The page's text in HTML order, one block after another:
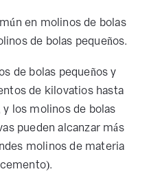
en molinos de bolas
de bolas pequeños.
de bolas pequeños y
de kilovatios hasta
los molinos de bolas
pueden alcanzar más
molinos de materia